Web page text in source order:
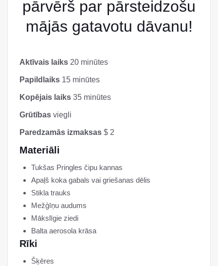
pārvērš par pārsteidzošu
mājās gatavotu dāvanu!
Aktīvais laiks 20 minūtes
Papildlaiks 15 minūtes
Kopējais laiks 35 minūtes
Grūtības viegli
Paredzamās izmaksas $ 2
Materiāli
Tukšas Pringles čipu kannas
Apaļš koka gabals vai griešanas dēlis
Stikla trauks
Mežģīņu audums
Mākslīgie ziedi
Balta aerosola krāsa
Rīki
Šķēres